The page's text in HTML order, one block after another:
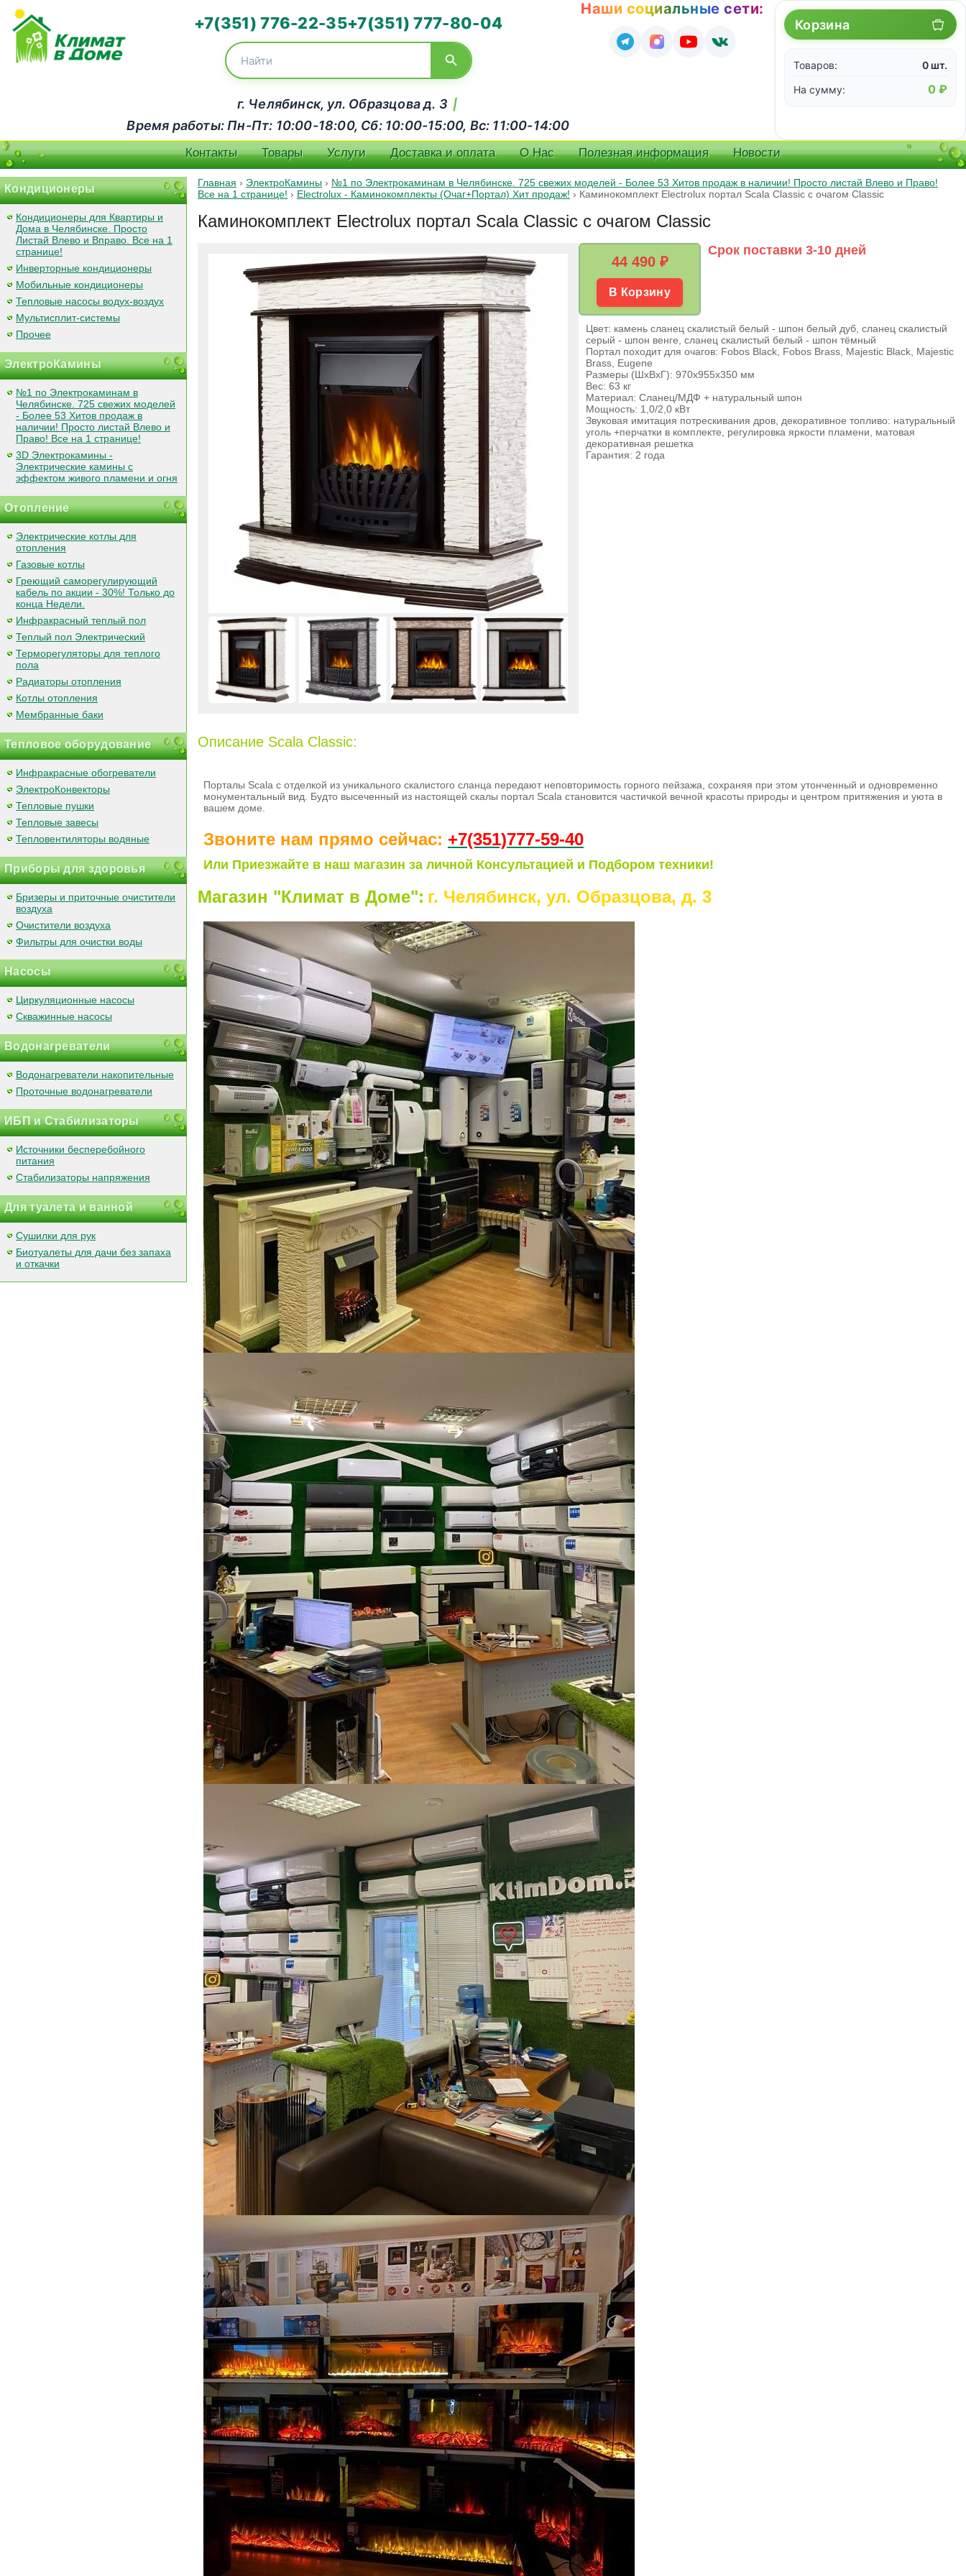
+7(351) 776-22-35+7(351) 777-80-04
г. Челябинск, ул. Образцова д. 3 |
Время работы: Пн-Пт: 10:00-18:00, Сб: 10:00-15:00, Вс: 11:00-14:00
Наши социальные сети:
Корзина
Товаров:
0 шт.
На сумму:
0 ₽
Контакты Товары Услуги Доставка и оплата О Нас Полезная информация Новости
Кондиционеры
Кондиционеры для Квартиры и
Дома в Челябинске. Просто
Листай Влево и Вправо. Все на 1
странице!
Инверторные кондиционеры
Мобильные кондиционеры
Тепловые насосы водух-воздух
Мультисплит-системы
Прочее
ЭлектроКамины
№1 по Электрокаминам в
Челябинске. 725 свежих моделей
- Более 53 Хитов продаж в
наличии! Просто листай Влево и
Право! Все на 1 странице!
3D Электрокамины -
Электрические камины с
эффектом живого пламени и огня
Отопление
Электрические котлы для
отопления
Газовые котлы
Греющий саморегулирующий
кабель по акции - 30%! Только до
конца Недели.
Инфракрасный теплый пол
Теплый пол Электрический
Терморегуляторы для теплого
пола
Радиаторы отопления
Котлы отопления
Мембранные баки
Тепловое оборудование
Инфракрасные обогреватели
ЭлектроКонвекторы
Тепловые пушки
Тепловые завесы
Тепловентиляторы водяные
Приборы для здоровья
Бризеры и приточные очистители
воздуха
Очистители воздуха
Фильтры для очистки воды
Насосы
Циркуляционные насосы
Скважинные насосы
Водонагреватели
Водонагреватели накопительные
Проточные водонагреватели
ИБП и Стабилизаторы
Источники бесперебойного
питания
Стабилизаторы напряжения
Для туалета и ванной
Сушилки для рук
Биотуалеты для дачи без запаха
и откачки
Главная › ЭлектроКамины › №1 по Электрокаминам в Челябинске. 725 свежих моделей - Более 53 Хитов продаж в наличии! Просто листай Влево и Право!
Все на 1 странице! › Electrolux - Каминокомплекты (Очаг+Портал) Хит продаж! › Каминокомплект Electrolux портал Scala Classic с очагом Classic
Каминокомплект Electrolux портал Scala Classic с очагом Classic
44 490 ₽
В Корзину
Срок поставки 3-10 дней
Цвет: камень сланец скалистый белый - шпон белый дуб, сланец скалистый
серый - шпон венге, сланец скалистый белый - шпон тёмный
Портал походит для очагов: Fobos Black, Fobos Brass, Majestic Black, Majestic
Brass, Eugene
Размеры (ШхВхГ): 970х955х350 мм
Вес: 63 кг
Материал: Сланец/МДФ + натуральный шпон
Мощность: 1,0/2,0 кВт
Звуковая имитация потрескивания дров, декоративное топливо: натуральный
уголь +перчатки в комплекте, регулировка яркости пламени, матовая
декоративная решетка
Гарантия: 2 года
Описание Scala Classic:
Порталы Scala с отделкой из уникального скалистого сланца передают неповторимость горного пейзажа, сохраняя при этом утонченный и одновременно
монументальный вид. Будто высеченный из настоящей скалы портал Scala становится частичкой вечной красоты природы и центром притяжения и уюта в
вашем доме.
Звоните нам прямо сейчас: +7(351)777-59-40
Или Приезжайте в наш магазин за личной Консультацией и Подбором техники!
Магазин "Климат в Доме": г. Челябинск, ул. Образцова, д. 3